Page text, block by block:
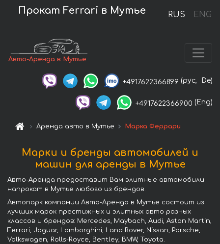
RUS ENG
Прокат Ferrari в Мутье
Авто-Аренда в Мутье
+4917622366899 (рус, De)
+4917622366900 (Eng)
Аренда авто в Мутье Марка Феррари
Марки и бренды автомобилей и
машин для аренды в Мутье
Авто-Аренда предоставит Вам элитные автомобили
напрокат в Мутье любого из брендов.
Автопарк компании Авто-Аренда в Мутье состоит из
лучших марок престижных и элитных авто разных
классов и брендов: Mercedes, Maybach, Audi, Aston Martin,
Ferrari, Jaguar, Lamborghini, Land Rover, Nissan, Porsche,
Volkswagen, Rolls-Royce, Bentley, BMW, Toyota.